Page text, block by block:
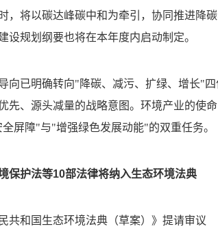
，将以碳达峰碳中和为牵引，协同推进降
设规划纲要也将在本年度内启动制定。
向已明确转向"降碳、减污、扩绿、增长"
先、源头减量的战略意图。环境产业的使
屏障"与"增强绿色发展动能"的双重任务。
保护法等10部法律将纳入生态环境法典
共和国生态环境法典（草案）》提请审议